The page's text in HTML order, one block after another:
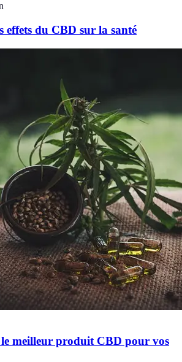
effets du CBD sur la santé
meilleur produit CBD pour vos